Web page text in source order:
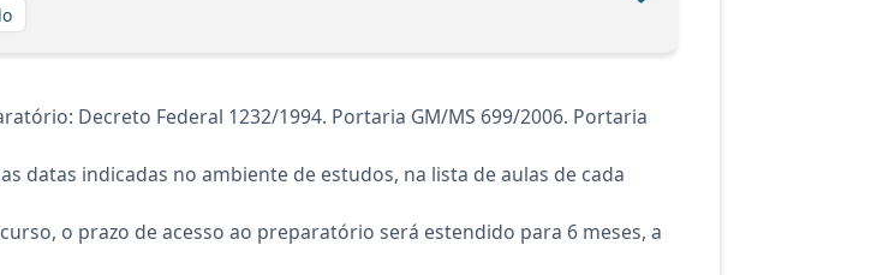
Decreto Federal 1232/1994. Portaria GM/MS 699/2006. Portaria
datas indicadas no ambiente de estudos, na lista de aulas de cada
o prazo de acesso ao preparatório será estendido para 6 meses, a